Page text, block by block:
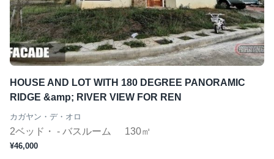
HOUSE AND LOT WITH 180 DEGREE PANORAMIC
RIDGE &amp; RIVER VIEW FOR REN
カガヤン・デ・オロ
2ベッド・ - バスルーム 130㎡
¥46,000